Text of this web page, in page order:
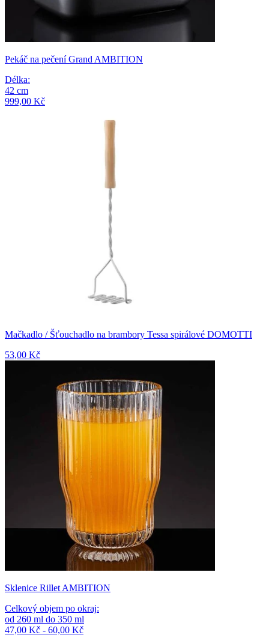
Pekáč na pečení Grand AMBITION
Délka:
42 cm
999,00 Kč
Mačkadlo / Šťouchadlo na brambory Tessa spirálové DOMOTTI
53,00 Kč
Sklenice Rillet AMBITION
Celkový objem po okraj:
od 260 ml do 350 ml
47,00 Kč - 60,00 Kč